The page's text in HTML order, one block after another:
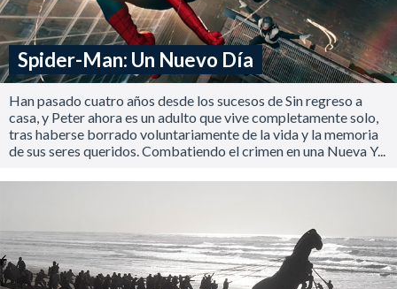
Spider-Man: Un Nuevo Día
Han pasado cuatro años desde los sucesos de Sin regreso a
casa, y Peter ahora es un adulto que vive completamente solo,
tras haberse borrado voluntariamente de la vida y la memoria
de sus seres queridos. Combatiendo el crimen en una Nueva Y...